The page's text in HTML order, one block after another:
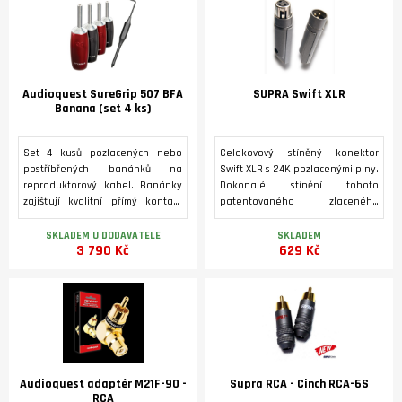
Audioquest SureGrip 507 BFA
Banana (set 4 ks)
Set 4 kusů pozlacených nebo
postříbřených banánků na
reproduktorový kabel. Banánky
zajišťují kvalitní přímý kontakt
mezi vodičem a beriliovou
(purpurovou) mědí a pevné
uchycení kabelu.
SKLADEM U DODAVATELE
3 790 Kč
SUPRA Swift XLR
Celokovový stíněný konektor
Swift XLR s 24K pozlacenými piny.
Dokonalé stínění tohoto
patentovaného zlaceného
konektoru omezuje přechodový
konektor male + female.
SKLADEM
629 Kč
Audioquest adaptér M21F-90 -
RCA
Supra RCA - Cinch RCA-6S